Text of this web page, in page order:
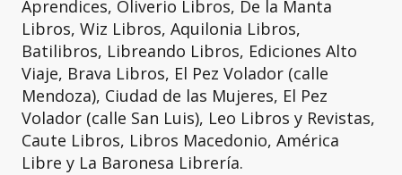
Aprendices, Oliverio Libros, De la Manta
Libros, Wiz Libros, Aquilonia Libros,
Batilibros, Libreando Libros, Ediciones Alto
Viaje, Brava Libros, El Pez Volador (calle
Mendoza), Ciudad de las Mujeres, El Pez
Volador (calle San Luis), Leo Libros y Revistas,
Caute Libros, Libros Macedonio, América
Libre y La Baronesa Librería.